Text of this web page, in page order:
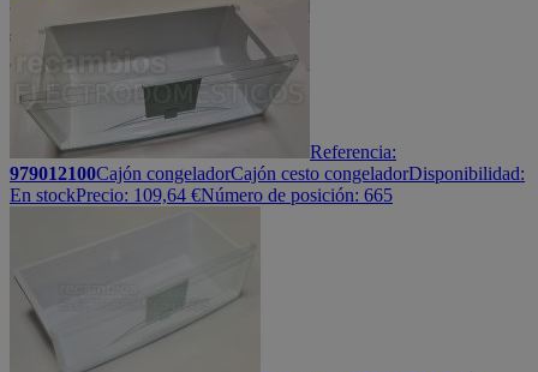
Referencia:
979012100Cajón congeladorCajón cesto congeladorDisponibilidad:
En stockPrecio: 109,64 €Número de posición: 665